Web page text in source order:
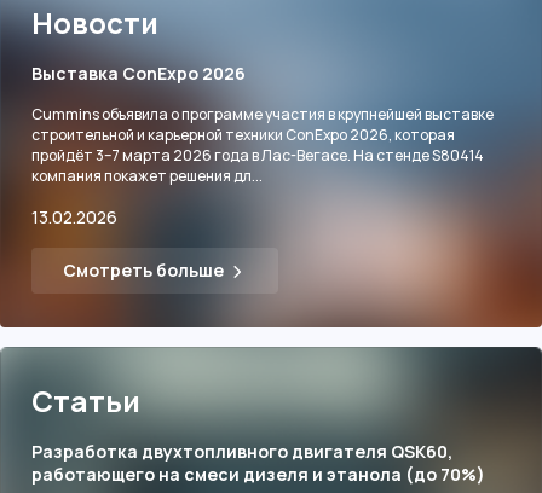
Новости
Выставка ConExpo 2026
Cummins объявила о программе участия в крупнейшей выставке
строительной и карьерной техники ConExpo 2026, которая
пройдёт 3–7 марта 2026 года в Лас-Вегасе. На стенде S80414
компания покажет решения дл...
13.02.2026
Смотреть больше
Статьи
Разработка двухтопливного двигателя QSK60,
работающего на смеси дизеля и этанола (до 70%)